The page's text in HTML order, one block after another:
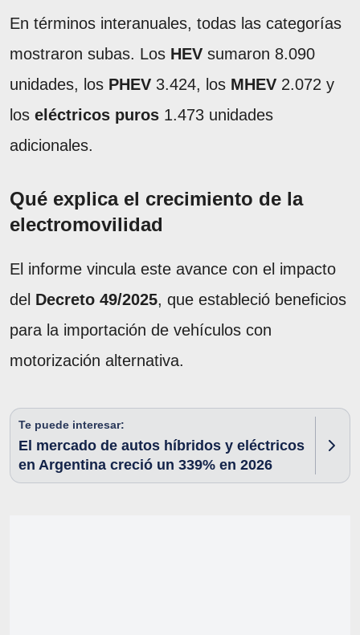
En términos interanuales, todas las categorías
mostraron subas. Los HEV sumaron 8.090
unidades, los PHEV 3.424, los MHEV 2.072 y
los eléctricos puros 1.473 unidades
adicionales.
Qué explica el crecimiento de la
electromovilidad
El informe vincula este avance con el impacto
del Decreto 49/2025, que estableció beneficios
para la importación de vehículos con
motorización alternativa.
Te puede interesar:
El mercado de autos híbridos y eléctricos
en Argentina creció un 339% en 2026